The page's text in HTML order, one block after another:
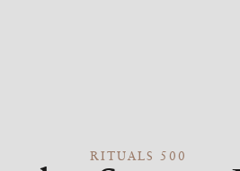
RITUALS 500